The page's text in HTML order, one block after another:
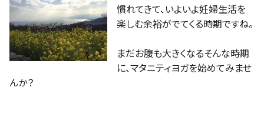
慣れてきて、いよいよ妊婦生活を
楽しむ余裕がでてくる時期ですね。
まだお腹も大きくなるそんな時期
に、マタニティヨガを始めてみませ
んか？